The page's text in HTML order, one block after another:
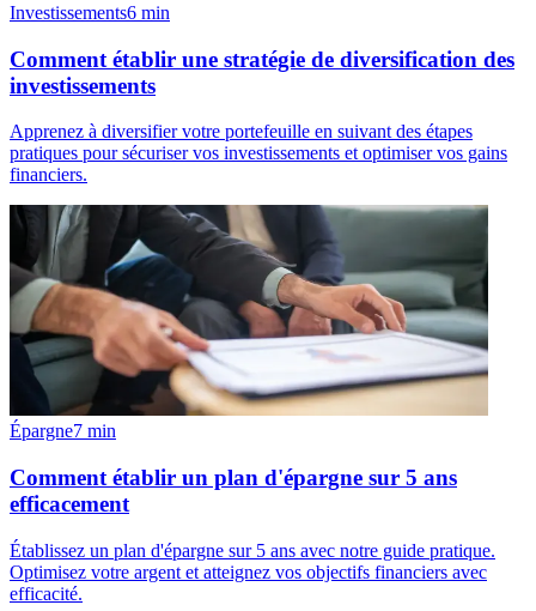
Investissements6 min
Comment établir une stratégie de diversification des
investissements
Apprenez à diversifier votre portefeuille en suivant des étapes
pratiques pour sécuriser vos investissements et optimiser vos gains
financiers.
Épargne7 min
Comment établir un plan d'épargne sur 5 ans
efficacement
Établissez un plan d'épargne sur 5 ans avec notre guide pratique.
Optimisez votre argent et atteignez vos objectifs financiers avec
efficacité.